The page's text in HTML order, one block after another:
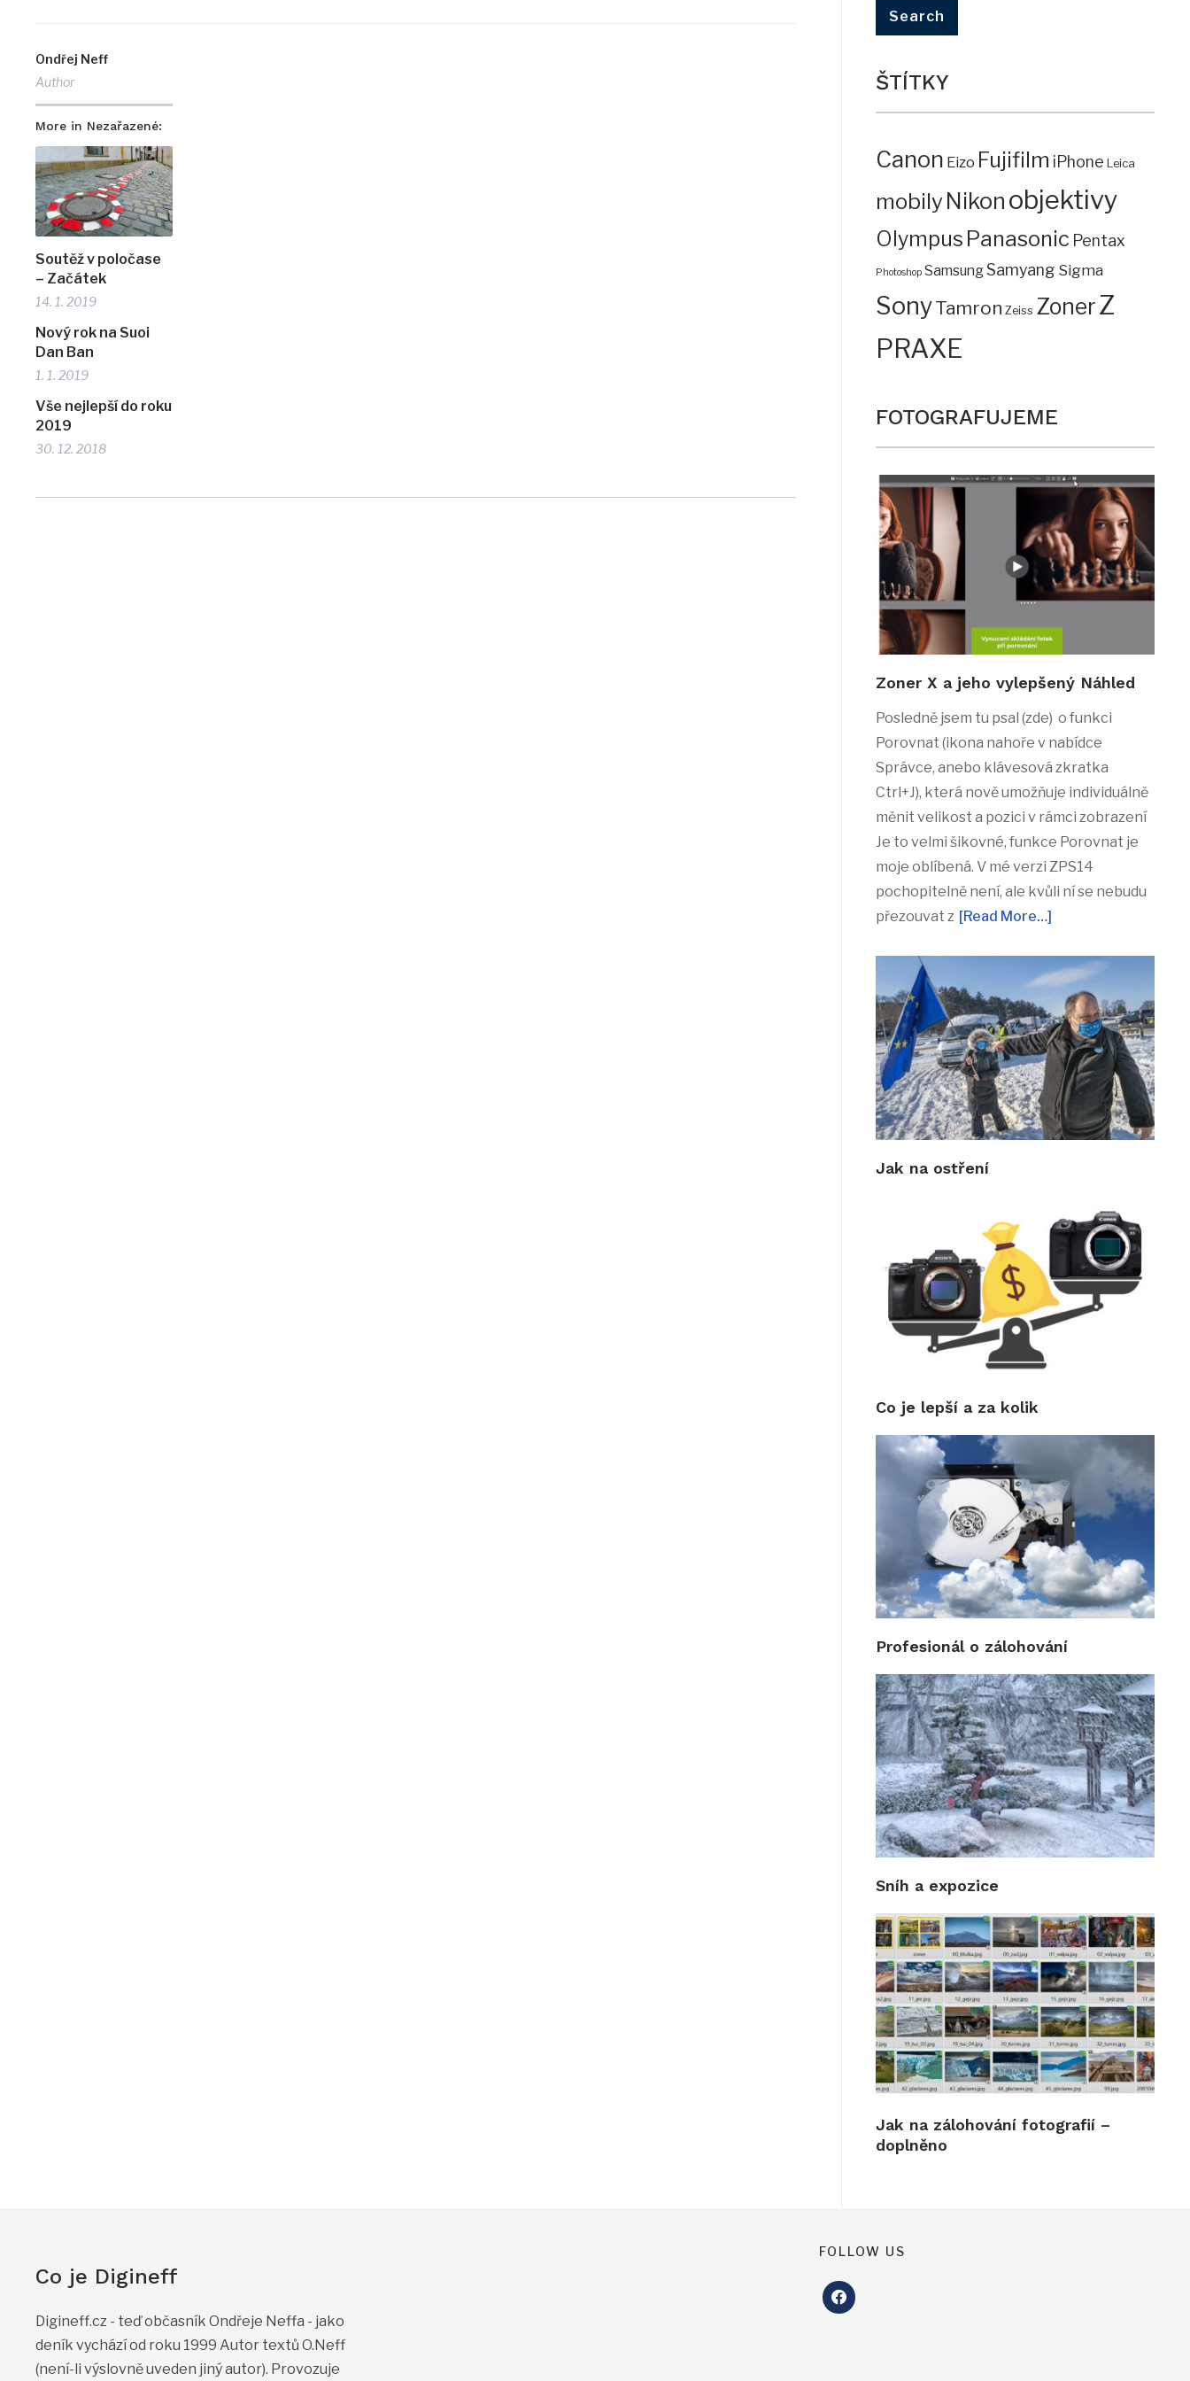
Ondřej Neff
Author
More in Nezařazené:
Soutěž v poločase
– Začátek
14. 1. 2019
Nový rok na Suoi
Dan Ban
1. 1. 2019
Vše nejlepší do roku
2019
30. 12. 2018
ŠTÍTKY
Canon Eizo Fujifilm iPhone Leica
mobilyNikon objektivy
Olympus Panasonic Pentax
Photoshop SamsungSamyang Sigma
SonyTamron Zeiss ZonerZ
PRAXE
FOTOGRAFUJEME
Zoner X a jeho vylepšený Náhled
Posledně jsem tu psal (zde) o funkci
Porovnat (ikona nahoře v nabídce
Správce, anebo klávesová zkratka
Ctrl+J), která nově umožňuje individuálně
měnit velikost a pozici v rámci zobrazení
Je to velmi šikovné, funkce Porovnat je
moje oblíbená. V mé verzi ZPS14
pochopitelně není, ale kvůli ní se nebudu
přezouvat z [Read More…]
Jak na ostření
Co je lepší a za kolik
Profesionál o zálohování
Sníh a expozice
Jak na zálohování fotografií –
doplněno
Co je Digineff
Digineff.cz - teď občasník Ondřeje Neffa - jako
deník vychází od roku 1999 Autor textů O.Neff
(není-li výslovně uveden jiný autor). Provozuje
FOLLOW US
facebook